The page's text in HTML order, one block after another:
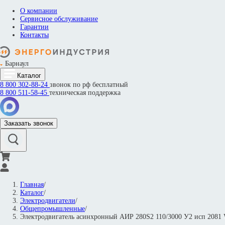
О компании
Сервисное обслуживание
Гарантии
Контакты
Барнаул
Каталог
8 800 302-88-24 звонок по рф бесплатный
8 800 511-58-45 техническая поддержка
Заказать звонок
Главная/
Каталог/
Электродвигатели/
Общепромышленные/
Электродвигатель асинхронный АИР 280S2 110/3000 У2 исп 2081